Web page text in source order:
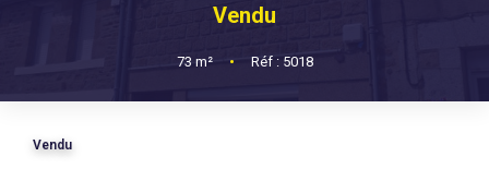
GÉRER
Vendu
73 m² • Réf : 5018
Vendu